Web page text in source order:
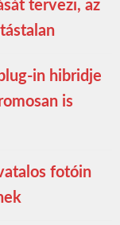
tervezi, az
in hibridje
is
fotóin